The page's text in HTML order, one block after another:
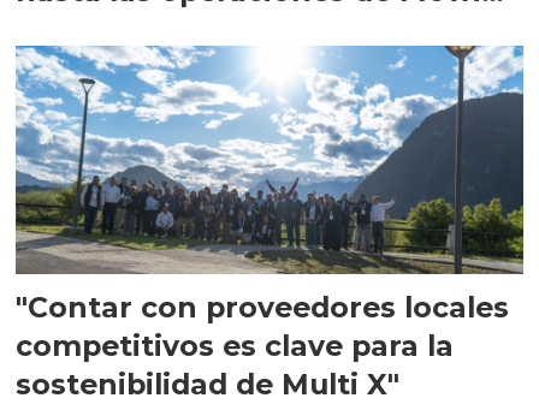
"Contar con proveedores locales
competitivos es clave para la
sostenibilidad de Multi X"